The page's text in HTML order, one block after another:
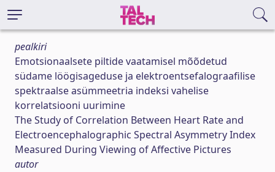
pealkiri
Emotsionaalsete piltide vaatamisel mõõdetud
südame löögisageduse ja elektroentsefalograafilise
spektraalse asümmeetria indeksi vahelise
korrelatsiooni uurimine
The Study of Correlation Between Heart Rate and
Electroencephalographic Spectral Asymmetry Index
Measured During Viewing of Affective Pictures
autor